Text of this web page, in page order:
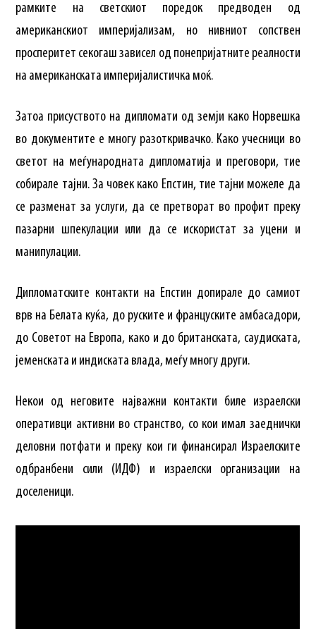
рамките на светскиот поредок предводен од
американскиот империјализам, но нивниот сопствен
просперитет секогаш зависел од понепријатните реалности
на американската империјалистичка моќ.
Затоа присуството на дипломати од земји како Норвешка
во документите е многу разоткривачко. Како учесници во
светот на меѓународната дипломатија и преговори, тие
собирале тајни. За човек како Епстин, тие тајни можеле да
се разменат за услуги, да се претворат во профит преку
пазарни шпекулации или да се искористат за уцени и
манипулации.
Дипломатските контакти на Епстин допирале до самиот
врв на Белата куќа, до руските и француските амбасадори,
до Советот на Европа, како и до британската, саудиската,
јеменската и индиската влада, меѓу многу други.
Некои од неговите најважни контакти биле израелски
оперативци активни во странство, со кои имал заеднички
деловни потфати и преку кои ги финансирал Израелските
одбранбени сили (ИДФ) и израелски организации на
доселеници.